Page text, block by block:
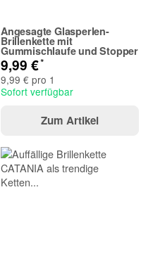
Angesagte Glasperlen-
Brillenkette mit
Gummischlaufe und Stopper
9,99 €*
9,99 € pro 1
Sofort verfügbar
Zum Artikel